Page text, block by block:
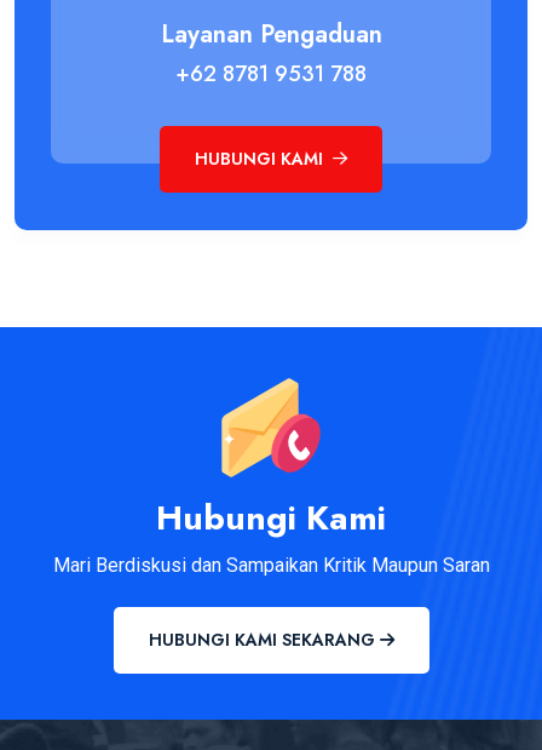
Layanan Pengaduan
+62 8781 9531 788
HUBUNGI KAMI
Hubungi Kami
Mari Berdiskusi dan Sampaikan Kritik Maupun Saran
HUBUNGI KAMI SEKARANG